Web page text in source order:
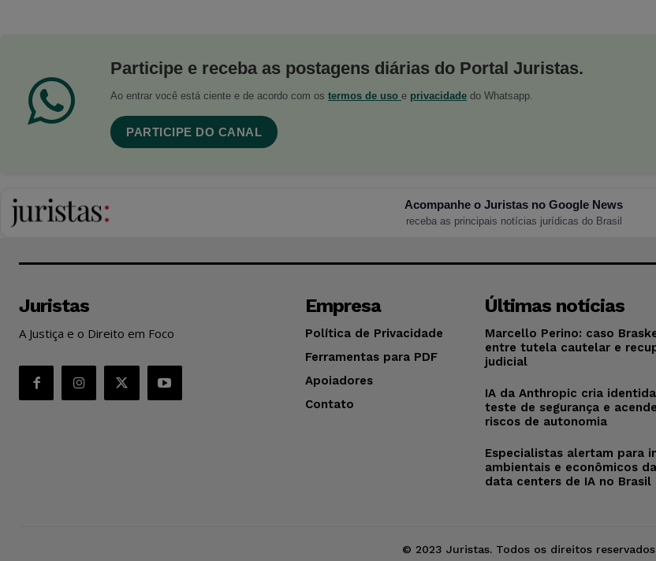
Participe e receba as postagens diárias do Portal Juristas.
Ao entrar você está ciente e de acordo com os termos de uso e privacidade do Whatsapp.
PARTICIPE DO CANAL
Acompanhe o Juristas no Google News
receba as principais notícias jurídicas do Brasil
Juristas
A Justiça e o Direito em Foco
Empresa
Política de Privacidade
Ferramentas para PDF
Apoiadores
Contato
Últimas notícias
Marcello Perino: caso
entre tutela cautelar e
judicial
IA da Anthropic cria
teste de segurança e
riscos de autonomia
Especialistas alertam para
ambientais e econômicos
data centers de IA no Brasil
© 2023 Juristas. Todos os direitos